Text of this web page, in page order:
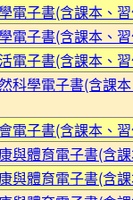
電子書(含課本、
電子書(含課本、
電子書(含課本、
科學電子書(含課
電子書(含課本、
與體育電子書(含
與體育電子書(含